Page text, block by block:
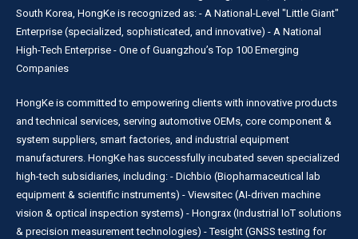
South Korea, HongKe is recognized as: - A National-Level "Little Giant"
Enterprise (specialized, sophisticated, and innovative) - A National
High-Tech Enterprise - One of Guangzhou’s Top 100 Emerging
Companies
HongKe is committed to empowering clients with innovative products
and technical services, serving automotive OEMs, core component &
system suppliers, smart factories, and industrial equipment
manufacturers. HongKe has successfully incubated seven specialized
high-tech subsidiaries, including: - Dichbio (Biopharmaceutical lab
equipment & scientific instruments) - Viewsitec (AI-driven machine
vision & optical inspection systems) - Hongrax (Industrial IoT solutions
& precision measurement technologies) - Tesight (GNSS testing for